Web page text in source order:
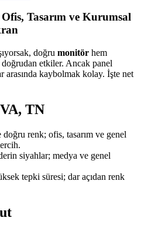
Tasarım ve Kurumsal
doğru monitör hem
etkiler. Ancak panel
kaybolmak kolay. İşte net
TN
doğru renk; ofis, tasarım ve genel
siyahlar; medya ve genel
tepki süresi; dar açıdan renk